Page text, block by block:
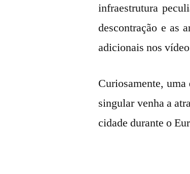
infraestrutura
descontração e as
adicionais nos
Curiosamente,
singular venha a
cidade durante o